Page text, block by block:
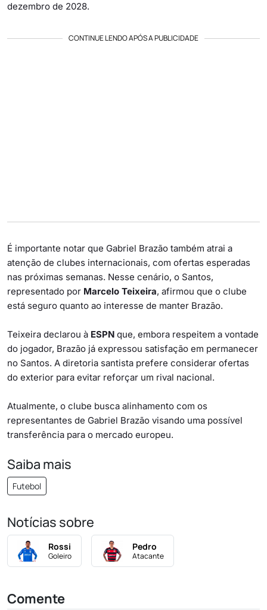
dezembro de 2028.
CONTINUE LENDO APÓS A PUBLICIDADE
É importante notar que Gabriel Brazão também atrai a
atenção de clubes internacionais, com ofertas esperadas
nas próximas semanas. Nesse cenário, o Santos,
representado por Marcelo Teixeira, afirmou que o clube
está seguro quanto ao interesse de manter Brazão.
Teixeira declarou à ESPN que, embora respeitem a vontade
do jogador, Brazão já expressou satisfação em permanecer
no Santos. A diretoria santista prefere considerar ofertas
do exterior para evitar reforçar um rival nacional.
Atualmente, o clube busca alinhamento com os
representantes de Gabriel Brazão visando uma possível
transferência para o mercado europeu.
Saiba mais
Futebol
Notícias sobre
Rossi
Goleiro
Pedro
Atacante
Comente